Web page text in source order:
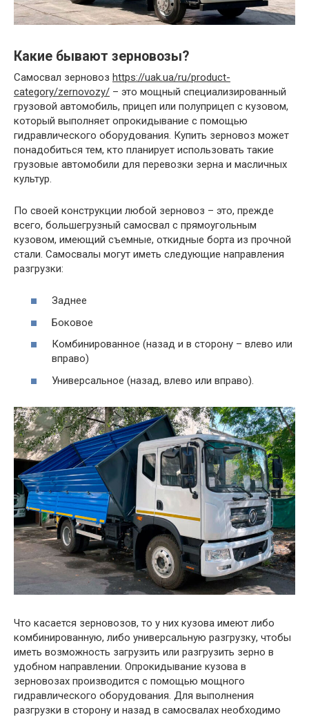
Какие бывают зерновозы?
Самосвал зерновоз https://uak.ua/ru/product-
category/zernovozy/ – это мощный специализированный
грузовой автомобиль, прицеп или полуприцеп с кузовом,
который выполняет опрокидывание с помощью
гидравлического оборудования. Купить зерновоз может
понадобиться тем, кто планирует использовать такие
грузовые автомобили для перевозки зерна и масличных
культур.
По своей конструкции любой зерновоз – это, прежде
всего, большегрузный самосвал с прямоугольным
кузовом, имеющий съемные, откидные борта из прочной
стали. Самосвалы могут иметь следующие направления
разгрузки:
Заднее
Боковое
Комбинированное (назад и в сторону – влево или
вправо)
Универсальное (назад, влево или вправо).
Что касается зерновозов, то у них кузова имеют либо
комбинированную, либо универсальную разгрузку, чтобы
иметь возможность загрузить или разгрузить зерно в
удобном направлении. Опрокидывание кузова в
зерновозах производится с помощью мощного
гидравлического оборудования. Для выполнения
разгрузки в сторону и назад в самосвалах необходимо